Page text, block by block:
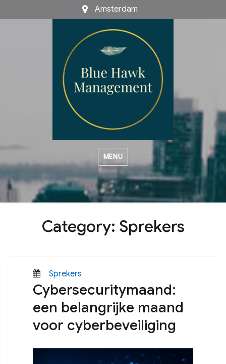
Amsterdam
MENU
Category: Sprekers
Posted
on
Categories
Sprekers
Cybersecuritymaand:
een belangrijke maand
voor cyberbeveiliging